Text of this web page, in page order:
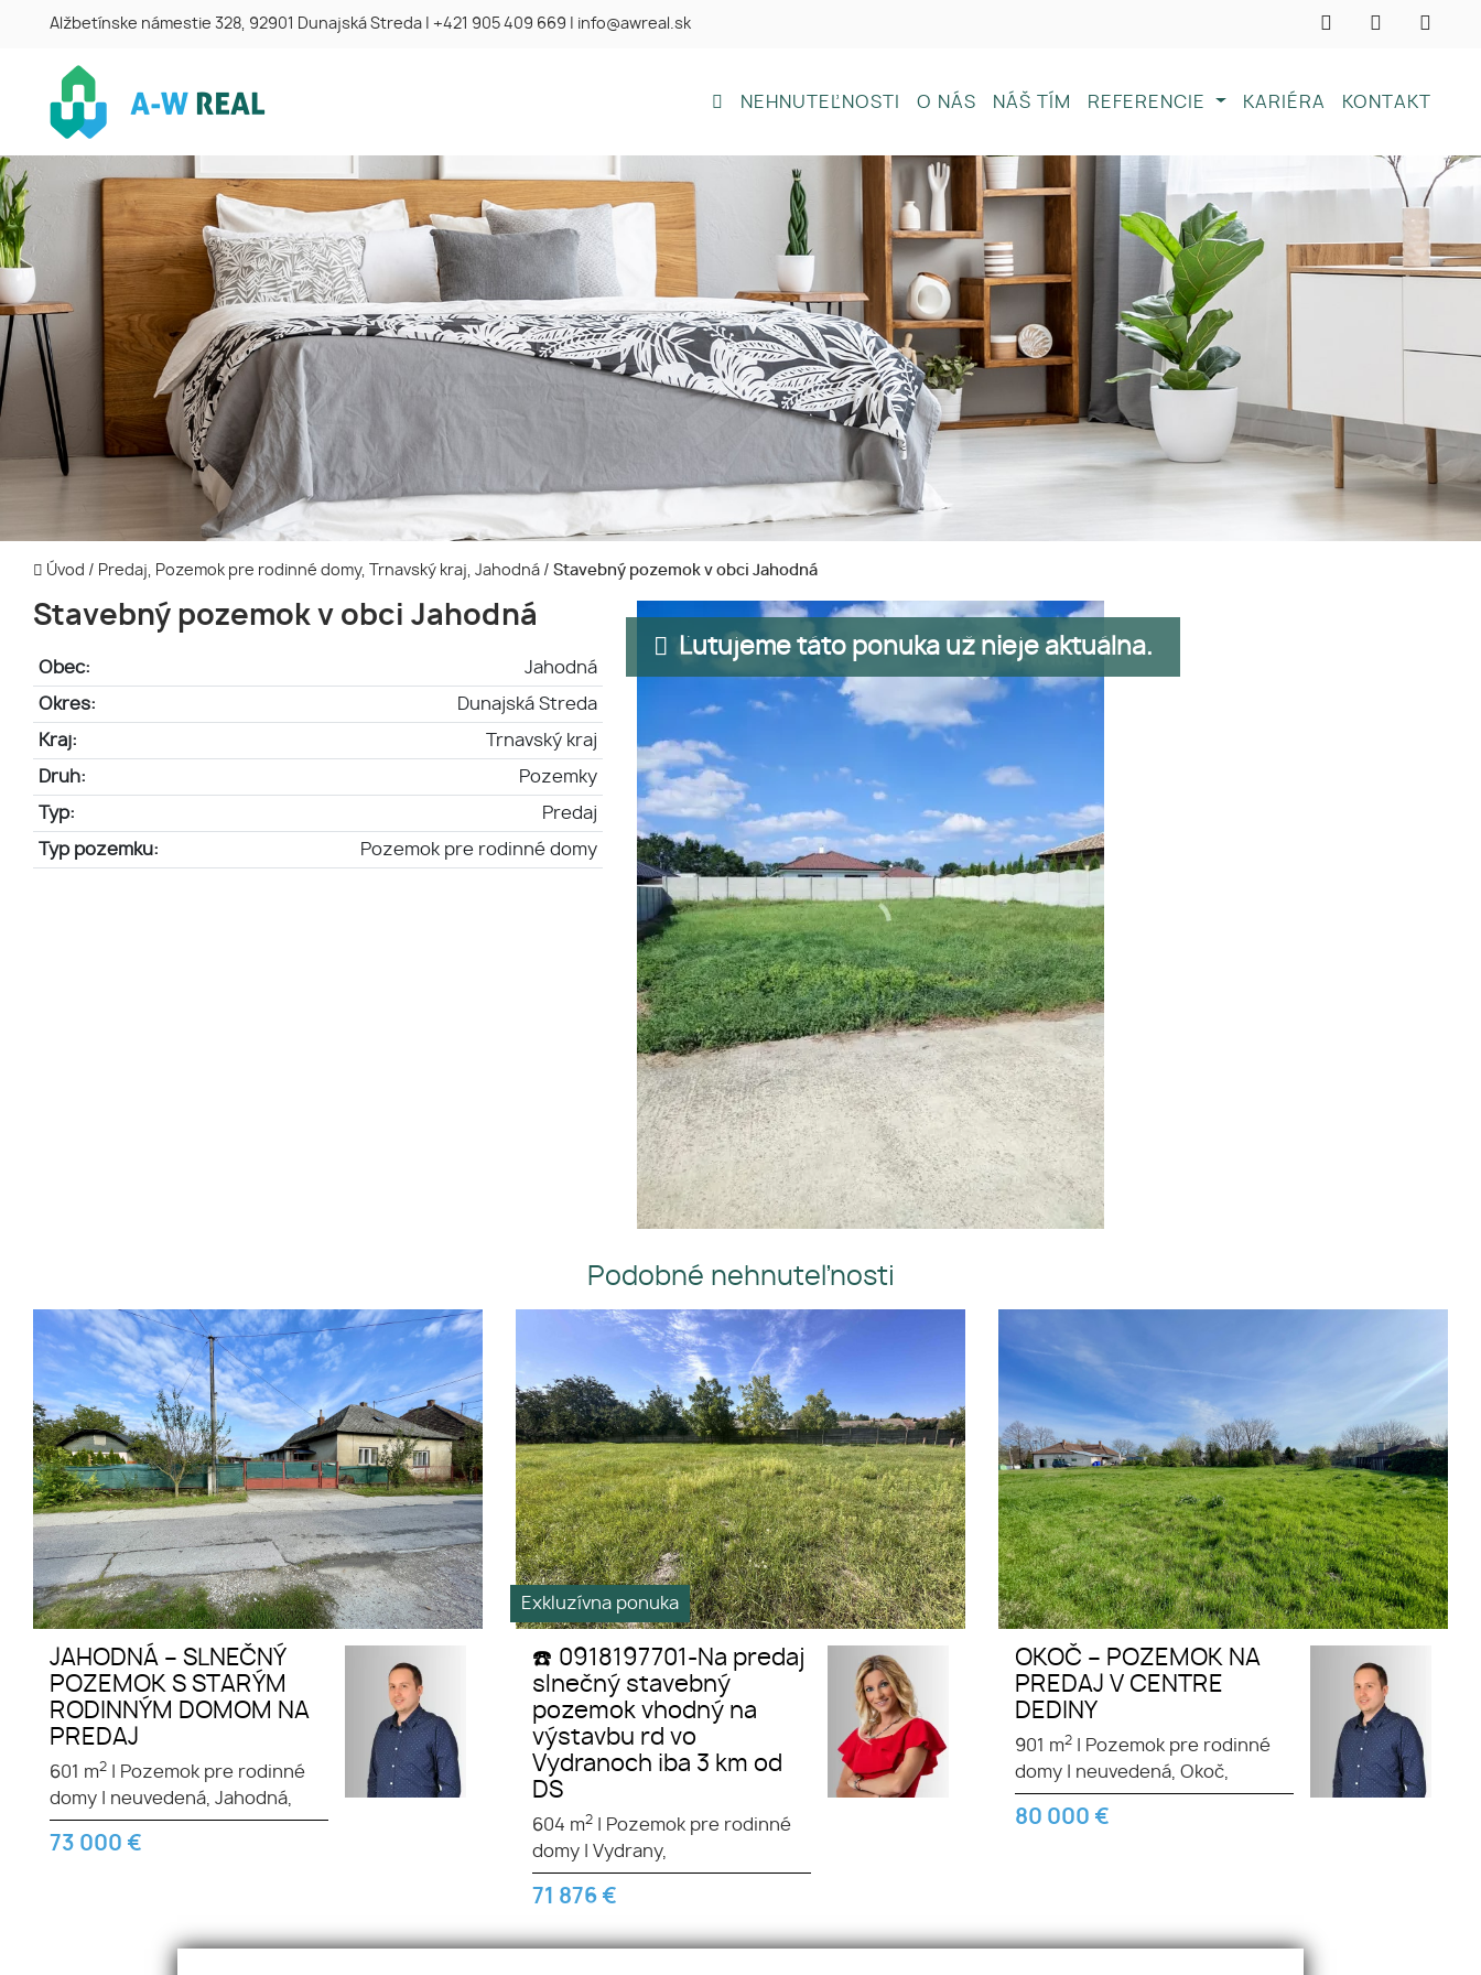
Alžbetínske námestie 328, 92901 Dunajská Streda +421 905 409 669 info@awreal.sk
NEHNUTEĽNOSTI O NÁS NÁŠ TÍM REFERENCIE KARIÉRA KONTAKT
Úvod / Predaj, Pozemok pre rodinné domy, Trnavský kraj, Jahodná / Stavebný pozemok v obci Jahodná
Stavebný pozemok v obci Jahodná
Obec: Jahodná
Okres: Dunajská Streda
Kraj: Trnavský kraj
Druh: Pozemky
Typ: Predaj
Typ pozemku: Pozemok pre rodinné domy
Ľutujeme táto ponuka už nieje aktuálna.
Podobné nehnuteľnosti
JAHODNÁ – SLNEČNÝ
POZEMOK S STARÝM
RODINNÝM DOMOM NA
PREDAJ
601 m2
Pozemok pre rodinné
domy
neuvedená, Jahodná,
73 000 €
Na predaj pozemok vhodný na
výstavbu rd v obci Vydrany
Exkluzívna ponuka
☎️ 0918197701-Na predaj
slnečný stavebný
pozemok vhodný na
výstavbu rd vo
Vydranoch iba 3 km od
DS
604 m2
Pozemok pre rodinné
domy
Vydrany,
71 876 €
OKOČ – POZEMOK NA
PREDAJ V CENTRE
DEDINY
901 m2
Pozemok pre rodinné
domy
neuvedená, Okoč,
80 000 €